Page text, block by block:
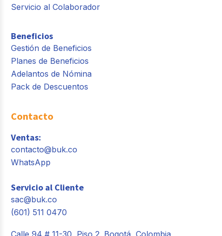
Servicio al Colaborador
Beneficios
Gestión de Beneficios
Planes de Beneficios
Adelantos de Nómina
Pack de Descuentos
Contacto
Ventas:
contacto@buk.co
WhatsApp
Servicio al Cliente
sac@buk.co
(601) 511 0470